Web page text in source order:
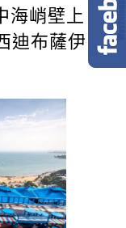
海峭壁上
迪布薩伊